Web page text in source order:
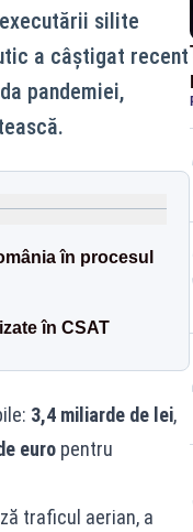
silite
a câștigat recent
pandemiei,
în procesul
în CSAT
3,4 miliarde de lei,
europentru
traficul aerian, a